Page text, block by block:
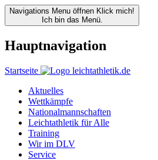
Navigations Menu öffnen Klick mich!
Ich bin das Menü.
Hauptnavigation
Startseite
Aktuelles
Wettkämpfe
Nationalmannschaften
Leichtathletik für Alle
Training
Wir im DLV
Service